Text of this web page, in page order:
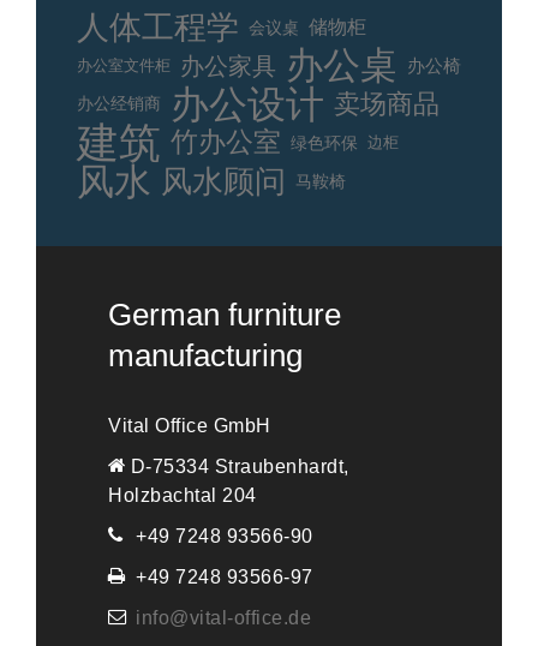
人体工程学 会议桌 储物柜
办公室文件柜 办公家具 办公桌 办公椅
办公经销商 办公设计 卖场商品
建筑 竹办公室 绿色环保 边柜
风水 风水顾问 马鞍椅
German furniture
manufacturing
Vital Office GmbH
D-75334 Straubenhardt,
Holzbachtal 204
+49 7248 93566-90
+49 7248 93566-97
info@vital-office.de